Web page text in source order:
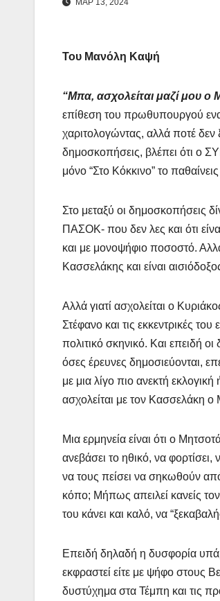
ΜΑΡ 13, 2024
Του Μανόλη Καψή
“Μπα, ασχολείται μαζί μου ο
επίθεση του πρωθυπουργού
χαριτολογώντας, αλλά ποτέ
δημοσκοπήσεις, βλέπει ότι ο
μόνο “Στο Κόκκινο” το
Στο μεταξύ οι δημοσκοπήσεις
ΠΑΣΟΚ- που δεν λες και ότι
και με μονοψήφιο ποσοστό.
Κασσελάκης και είναι
Αλλά γιατί ασχολείται ο
Στέφανο και τις εκκεντρικές
πολιτικό σκηνικό. Και επειδή
όσες έρευνες δημοσιεύονται,
με μια λίγο πιο ανεκτή
ασχολείται με τον Κασσελάκη ο
Μια ερμηνεία είναι ότι ο
ανεβάσει το ηθικό, να
να τους πείσει να σηκωθούν
κόπο; Μήπως απειλεί κανείς
του κάνει και καλό, να
Επειδή δηλαδή η δυσφορία
εκφραστεί είτε με ψήφο στους
δυστύχημα στα Τέμπη και τις